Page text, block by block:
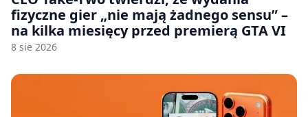
fizyczne gier „nie mają żadnego sensu” –
na kilka miesięcy przed premierą GTA VI
8 sie 2026